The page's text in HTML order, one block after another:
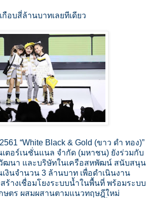
อบสี่ล้านบาทเลยทีเดียว
“White Black & Gold (ขาว ดำ ทอง)”
ตอร์เนชั่นแนล จำกัด (มหาชน) ยังร่วมกับ
ฒนา และบริษัทในเครือสหพัฒน์ สนับสนุน
งินจำนวน 3 ล้านบาท เพื่อดำเนินงาน
ร้างเชื่อมโยงระบบน้ำในพื้นที่ พร้อมระบบ
ษตร ผสมผสานตามแนวทฤษฎีใหม่